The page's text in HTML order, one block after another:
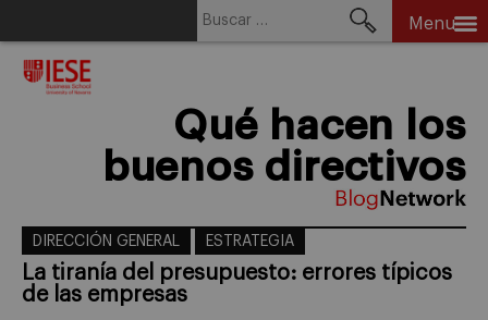
Menu
Qué hacen los
buenos directivos
DIRECCIÓN GENERAL ESTRATEGIA
La tiranía del presupuesto: errores típicos
de las empresas